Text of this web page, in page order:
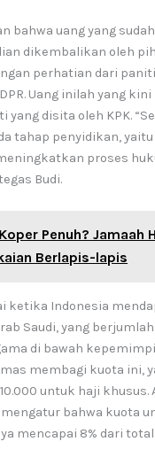
bahwa uang yang
dikembalikan oleh
perhatian dari
Uang inilah yang
yang disita oleh KPK.
tahap penyidikan,
proses
Budi.
Koper Penuh? Jamaah
Berlapis-lapis
ketika Indonesia
Saudi, yang
di bawah
membagi kuota ini,
untuk haji khusus.
bahwa kuota
mencapai 8% dari